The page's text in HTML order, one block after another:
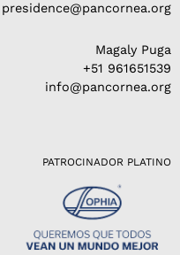
presidence@pancornea.org
Magaly Puga
+51 961651539
info@pancornea.org
PATROCINADOR PLATINO